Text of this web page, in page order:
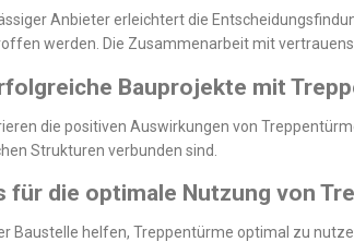
Anbieter erleichtert die
werden. Die Zusammenarbeit mit
Bauprojekte mit
die positiven Auswirkungen von
Strukturen verbunden sind.
für die optimale Nutzung von
Baustelle helfen, Treppentürme optimal zu